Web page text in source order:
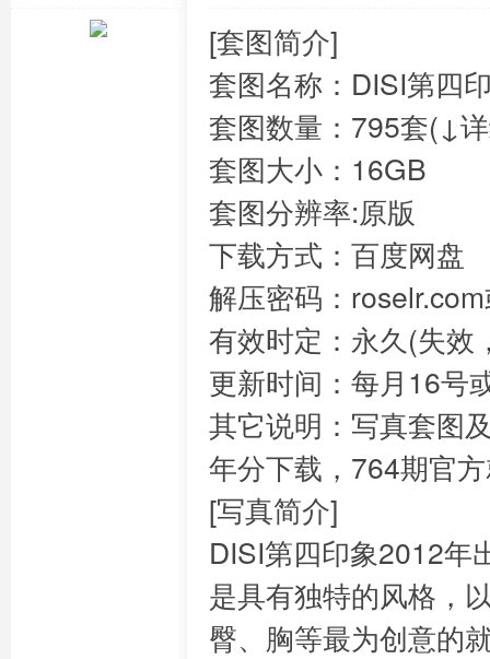
[套图简介]
套图名称：DISI第四
套图数量：795套(↓
套图大小：16GB
套图分辨率:原版
下载方式：百度网盘
解压密码：
有效时定：永久(失效
更新时间：每月16号
其它说明：写真套图
年分下载，764期官
[写真简介]
DISI第四印象2012年
是具有独特的风格，
臀、胸等最为创意的